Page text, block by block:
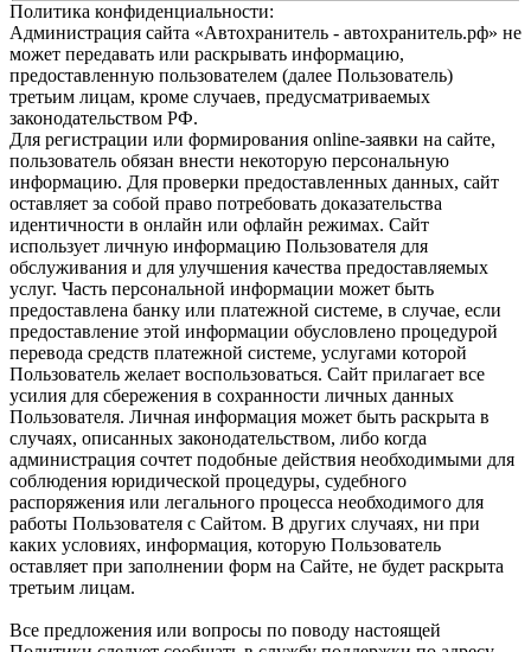
Политика конфиденциальности:
Администрация сайта «Автохранитель - автохранитель.рф» не
может передавать или раскрывать информацию,
предоставленную пользователем (далее Пользователь)
третьим лицам, кроме случаев, предусматриваемых
законодательством РФ.
Для регистрации или формирования online-заявки на сайте,
пользователь обязан внести некоторую персональную
информацию. Для проверки предоставленных данных, сайт
оставляет за собой право потребовать доказательства
идентичности в онлайн или офлайн режимах. Сайт
использует личную информацию Пользователя для
обслуживания и для улучшения качества предоставляемых
услуг. Часть персональной информации может быть
предоставлена банку или платежной системе, в случае, если
предоставление этой информации обусловлено процедурой
перевода средств платежной системе, услугами которой
Пользователь желает воспользоваться. Сайт прилагает все
усилия для сбережения в сохранности личных данных
Пользователя. Личная информация может быть раскрыта в
случаях, описанных законодательством, либо когда
администрация сочтет подобные действия необходимыми для
соблюдения юридической процедуры, судебного
распоряжения или легального процесса необходимого для
работы Пользователя с Сайтом. В других случаях, ни при
каких условиях, информация, которую Пользователь
оставляет при заполнении форм на Сайте, не будет раскрыта
третьим лицам.
Все предложения или вопросы по поводу настоящей